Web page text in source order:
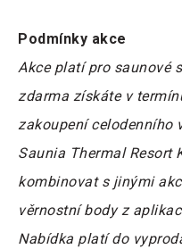
Podmínky akce
Akce platí pro saunové
zdarma získáte v
zakoupení celodenního
Saunia Thermal Resort
kombinovat s jinými
věrnostní body z
Nabídka platí do